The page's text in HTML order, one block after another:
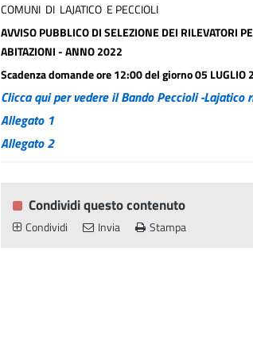
COMUNI DI LAJATICO E PECCIOLI
AVVISO PUBBLICO DI SELEZIONE DEI RILEVATORI
ABITAZIONI - ANNO 2022
Scadenza domande ore 12:00 del giorno 05 LUGLIO
Clicca qui per vedere il Bando Peccioli -Lajatico
Allegato 1
Allegato 2
Condividi questo contenuto
Condividi Invia Stampa